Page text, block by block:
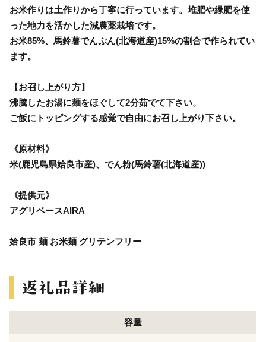
お米作りは土作りから丁寧に行っています。堆肥や緑肥を使
った地力を活かした減農薬栽培です。
お米85%、馬鈴薯でんぷん(北海道産)15%の割合で作られてい
ます。
【お召し上がり方】
沸騰したお湯に麺をほぐして2分茹でて下さい。
ご飯にトッピングする感覚で自由にお召し上がり下さい。
《原材料》
米(鹿児島県姶良市産)、でん粉(馬鈴薯(北海道産))
《提供元》
アグリベースAIRA
姶良市 麺 お米麺 グリテンフリー
容量